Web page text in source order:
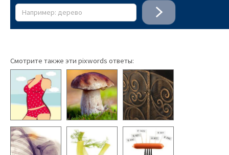
Смотрите также эти pixwords ответы: